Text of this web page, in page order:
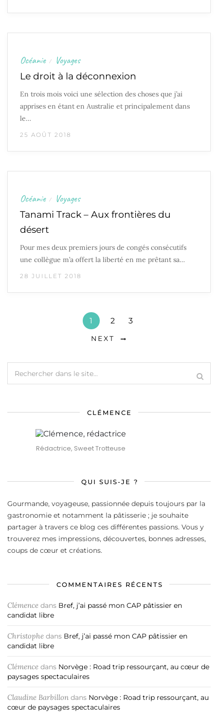
Océanie / Voyages
Le droit à la déconnexion
En trois mois voici une sélection des choses que j’ai
apprises en étant en Australie et principalement dans
le…
25 AOÛT 2018
Océanie / Voyages
Tanami Track – Aux frontières du
désert
Pour mes deux premiers jours de congés consécutifs
une collègue m’a offert la liberté en me prêtant sa…
28 JUILLET 2018
1 2 3
NEXT
CLÉMENCE
Rédactrice, Sweet Trotteuse
QUI SUIS-JE ?
Gourmande, voyageuse, passionnée depuis toujours par la
gastronomie et notamment la pâtisserie ; je souhaite
partager à travers ce blog ces différentes passions. Vous y
trouverez mes impressions, découvertes, bonnes adresses,
coups de cœur et créations.
COMMENTAIRES RÉCENTS
Clémence dans Bref, j’ai passé mon CAP pâtissier en
candidat libre
Christophe dans Bref, j’ai passé mon CAP pâtissier en
candidat libre
Clémence dans Norvège : Road trip ressourçant, au cœur de
paysages spectaculaires
Claudine Barbillon dans Norvège : Road trip ressourçant, au
cœur de paysages spectaculaires